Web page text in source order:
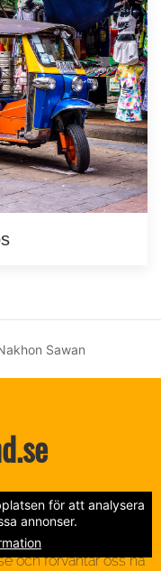
för att analysera
annonser.
Sawan
och förväntar oss ha